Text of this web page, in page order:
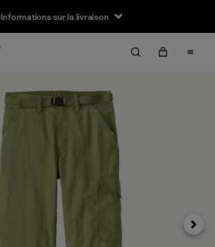
Informations sur la livraison